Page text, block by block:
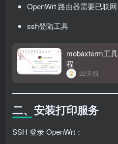
OpenWrt 路由器需要已联网
ssh登陆工具
mobaxterm工
程
22天前
二、安装打印服务
SSH 登录 OpenWrt：